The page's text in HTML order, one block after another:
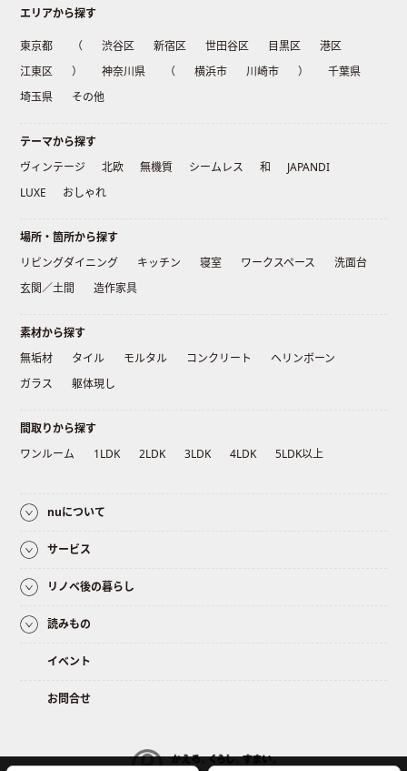
エリアから探す
東京都 （ 渋谷区 新宿区 世田谷区 目黒区
港区
江東区
） 神奈川県 （ 横浜市 川崎市 ）
千葉県
埼玉県
その他
テーマから探す
ヴィンテージ
北欧 無機質 シームレス 和
JAPANDI
LUXE
おしゃれ
場所・箇所から探す
リビングダイニング
キッチン 寝室 ワークスペース
洗面台
玄関／土間
造作家具
素材から探す
無垢材
タイル モルタル コンクリート
ヘリンボーン
ガラス
躯体現し
間取りから探す
ワンルーム
1LDK 2LDK 3LDK 4LDK 5LDK以上
nuについて
サービス
リノベ後の暮らし
読みもの
イベント
お問合せ